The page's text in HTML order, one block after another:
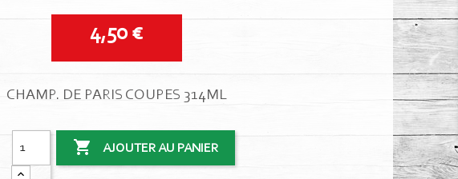
4,50 €
CHAMP. DE PARIS COUPES 314ML
 AJOUTER AU PANIER